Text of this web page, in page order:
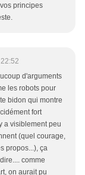
principes
d'arguments
les robots pour
bidon qui montre
fort
a visiblement peu
(quel courage,
propos...), ça
comme
on aurait pu